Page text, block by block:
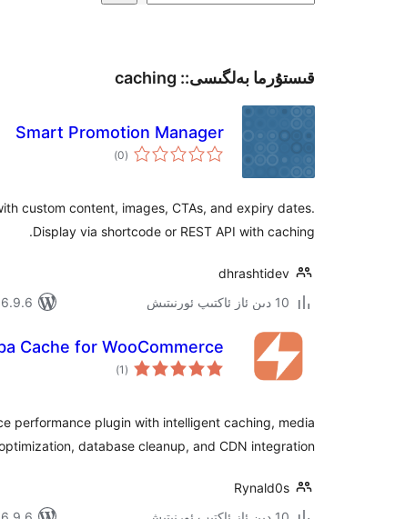
قىستۇرما بەلگىسى:: caching
Smart Promotion Manager
(0 ئومۇمىي
دەرىجە
)
custom content, images, CTAs, and expiry dates.
Display via shortcode or REST API with caching.
dhrashtidev
10 دىن ئاز ئاكتىپ ئورنىتىش
6.9.6 دا سىنالغان
Cache for WooCommerce
(1 ئومۇمىي
دەرىجە)
performance plugin with intelligent caching, media
database cleanup, and CDN integration.
Rynald0s